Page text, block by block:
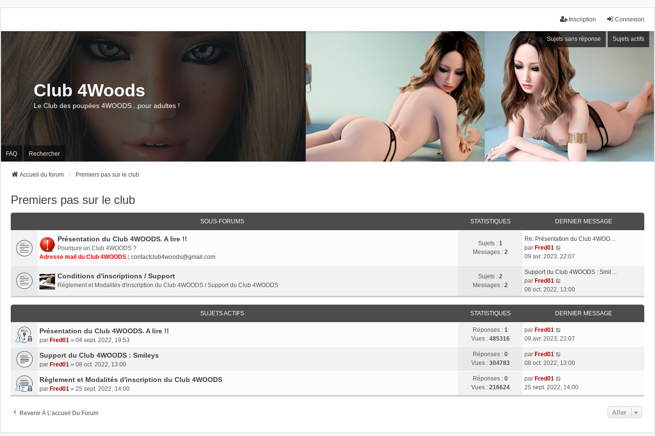
Connexion
Inscription
Sujets sans réponse Sujets actifs
Club 4Woods
Le Club des poupées 4WOODS...pour adultes !
FAQ Rechercher
Accueil du forum Premiers pas sur le club
Premiers pas sur le club
SOUS-FORUMS STATISTIQUES DERNIER MESSAGE
Présentation du Club 4WOODS. A lire !!
Pourquoi un Club 4WOODS ?
Adresse mail du Club 4WOODS : contactclub4woods@gmail.com
Sujets : 1
Messages : 2
Re: Présentation du Club 4WOO…
par Fred01
o
s
l
r
e
r
e
r
s
09 avr. 2023, 22:07
Conditions d'inscriptions / Support
Règlement et Modalités d'inscription du Club 4WOODS / Support du Club 4WOODS
Sujets : 2
Messages : 2
Support du Club 4WOODS : Smil…
par Fred01
o
n
s
u
l
e
l
e
r
08 oct. 2022, 13:00
SUJETS ACTIFS STATISTIQUES DERNIER MESSAGE
Présentation du Club 4WOODS. A lire !!
par Fred01 » 04 sept. 2022, 19:53
Réponses : 1
Vues : 485316
par Fred01
09 avr. 2023, 22:07
Support du Club 4WOODS : Smileys
par Fred01 » 08 oct. 2022, 13:00
Réponses : 0
Vues : 304783
par Fred01
08 oct. 2022, 13:00
Règlement et Modalités d'inscription du Club 4WOODS
par Fred01 » 25 sept. 2022, 14:00
Réponses : 0
Vues : 216624
par Fred01
25 sept. 2022, 14:00
Revenir À L’accueil Du Forum Aller